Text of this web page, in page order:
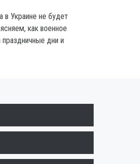
в Украине не будет
как военное
дни и